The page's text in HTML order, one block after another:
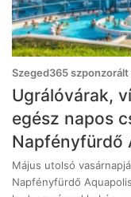
Szeged365
Ugrálóvárak,
egész napos
Napfényfürdő
Május utolsó
Napfényfürdő